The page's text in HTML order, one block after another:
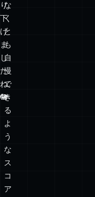
り
下
げ
ま
し
た
ね。
🐘
な
く
と
も
自
慢
で
き
る
よ
う
な
ス
コ
ア